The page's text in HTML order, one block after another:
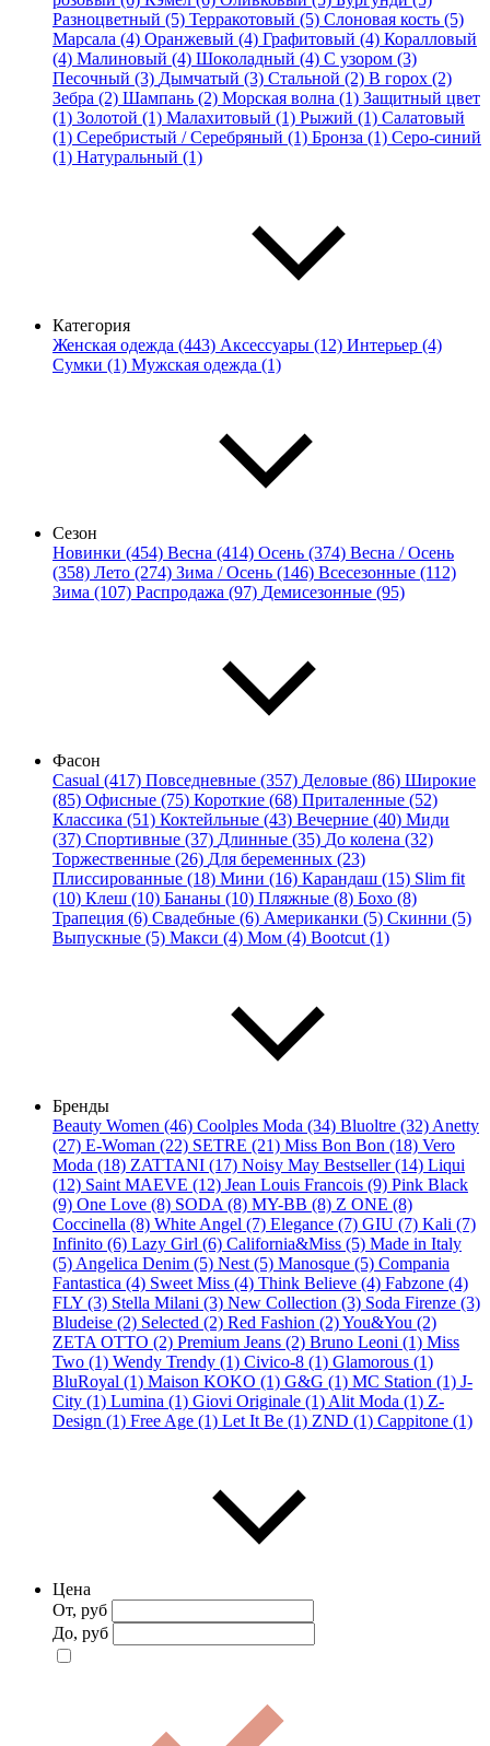
Разноцветный (5) Терракотовый (5) Слоновая кость (5)
Марсала (4) Оранжевый (4) Графитовый (4) Коралловый
(4) Малиновый (4) Шоколадный (4) С узором (3)
Песочный (3) Дымчатый (3) Стальной (2) В горох (2)
Зебра (2) Шампань (2) Морская волна (1) Защитный цвет
(1) Золотой (1) Малахитовый (1) Рыжий (1) Салатовый
(1) Серебристый / Серебряный (1) Бронза (1) Серо-синий
(1) Натуральный (1)
Категория
Женская одежда (443) Аксессуары (12) Интерьер (4)
Сумки (1) Мужская одежда (1)
Сезон
Новинки (454) Весна (414) Осень (374) Весна / Осень
(358) Лето (274) Зима / Осень (146) Всесезонные (112)
Зима (107) Распродажа (97) Демисезонные (95)
Фасон
Casual (417) Повседневные (357) Деловые (86) Широкие
(85) Офисные (75) Короткие (68) Приталенные (52)
Классика (51) Коктейльные (43) Вечерние (40) Миди
(37) Спортивные (37) Длинные (35) До колена (32)
Торжественные (26) Для беременных (23)
Плиссированные (18) Мини (16) Карандаш (15) Slim fit
(10) Клеш (10) Бананы (10) Пляжные (8) Бохо (8)
Трапеция (6) Свадебные (6) Американки (5) Скинни (5)
Выпускные (5) Макси (4) Мом (4) Bootcut (1)
Бренды
Beauty Women (46) Coolples Moda (34) Bluoltre (32) Anetty
(27) E-Woman (22) SETRE (21) Miss Bon Bon (18) Vero
Moda (18) ZATTANI (17) Noisy May Bestseller (14) Liqui
(12) Saint MAEVE (12) Jean Louis Francois (9) Pink Black
(9) One Love (8) SODA (8) MY-BB (8) Z ONE (8)
Coccinella (8) White Angel (7) Elegance (7) GIU (7) Kali (7)
Infinito (6) Lazy Girl (6) California&Miss (5) Made in Italy
(5) Angelica Denim (5) Nest (5) Manosque (5) Compania
Fantastica (4) Sweet Miss (4) Think Believe (4) Fabzone (4)
FLY (3) Stella Milani (3) New Collection (3) Soda Firenze (3)
Bludeise (2) Selected (2) Red Fashion (2)You&You (2)
ZETA OTTO (2) Premium Jeans (2) Bruno Leoni (1) Miss
Two (1) Wendy Trendy (1) Civico-8 (1) Glamorous (1)
BluRoyal (1) Maison KOKO (1) G&G (1) MC Station (1) J-
City (1) Lumina (1) Giovi Originale (1) Alit Moda (1) Z-
Design (1) Free Age (1) Let It Be (1) ZND (1) Cappitone (1)
Цена
От, руб
До, руб